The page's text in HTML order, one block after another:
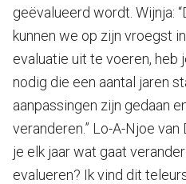
geëvalueerd wordt. Wijnja:
kunnen we op zijn vroegst
evaluatie uit te voeren, heb
nodig die een aantal jaren
aanpassingen zijn gedaan
veranderen.” Lo-A-Njoe van
je elk jaar wat gaat
evalueren? Ik vind dit